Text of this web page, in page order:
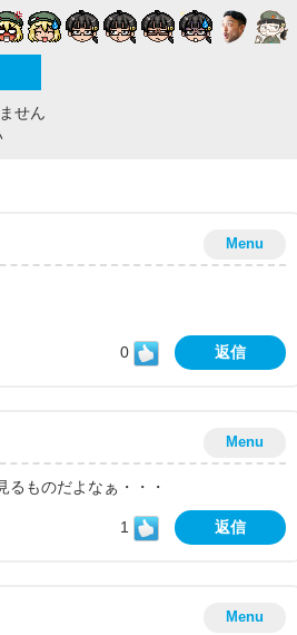
せん
Menu
0 返信
Menu
ものだよなぁ・・・
1 返信
Menu